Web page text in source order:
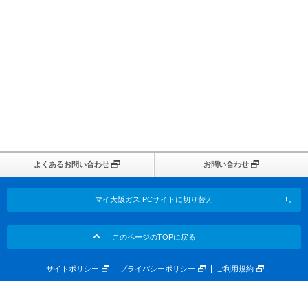
よくあるお問い合わせ お問い合わせ
マイ大阪ガス PCサイトに切り替え
このページのTOPに戻る
サイトポリシー プライバシーポリシー ご利用規約